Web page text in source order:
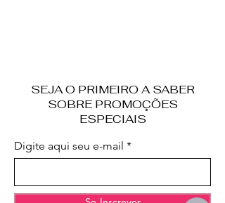
SEJA O PRIMEIRO A SABER
SOBRE PROMOÇÕES
ESPECIAIS
Digite aqui seu e-mail